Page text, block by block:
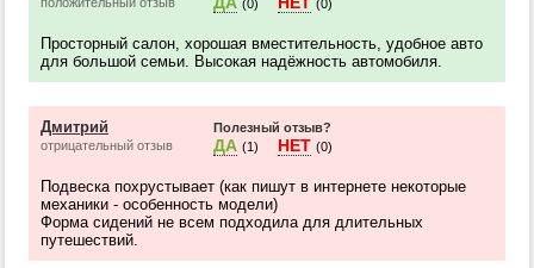
(0) (0)
Просторный салон, хорошая вместительность, удобное авто
для большой семьи. Высокая надёжность автомобиля.
Дмитрий
отрицательный отзыв
Полезный отзыв?
ДА (1) НЕТ (0)
Подвеска похрустывает (как пишут в интернете некоторые
механики - особенность модели)
Форма сидений не всем подходила для длительных
путешествий.